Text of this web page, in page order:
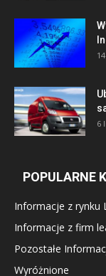
6
POPULARNE
Informacje z rynku
Informacje z firm
Pozostałe
Wyróżnione